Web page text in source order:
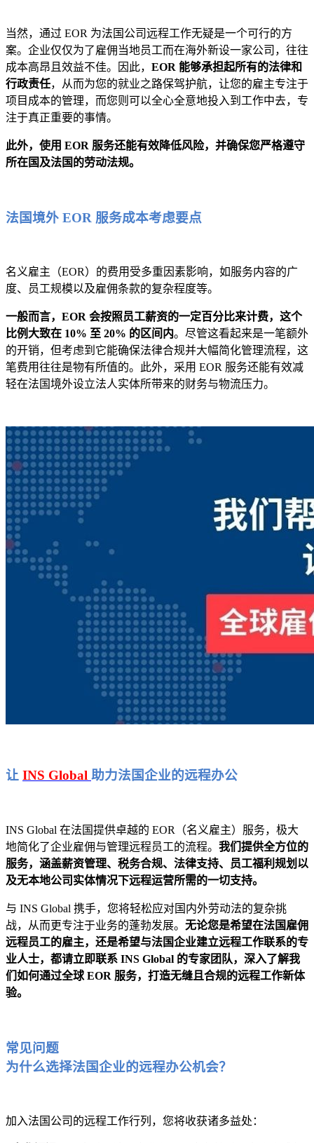
当然，通过 EOR 为法国公司远程工作无疑是一个可行的方
案。企业仅仅为了雇佣当地员工而在海外新设一家公司，往往
成本高昂且效益不佳。因此， EOR 能够承担起所有的法律和
行政责任，从而为您的就业之路保驾护航，让您的雇主专注于
项目成本的管理，而您则可以全心全意地投入到工作中去，专
注于真正重要的事情。
此外，使用 EOR 服务还能有效降低风险，并确保您严格遵守
所在国及法国的劳动法规。
法国境外 EOR 服务成本考虑要点
名义雇主（EOR）的费用受多重因素影响，如服务内容的广
度、员工规模以及雇佣条款的复杂程度等。
一般而言，EOR 会按照员工薪资的一定百分比来计费，这个
比例大致在 10% 至 20% 的区间内。尽管这看起来是一笔额外
的开销，但考虑到它能确保法律合规并大幅简化管理流程，这
笔费用往往是物有所值的。此外，采用 EOR 服务还能有效减
轻在法国境外设立法人实体所带来的财务与物流压力。
让 INS Global 助力法国企业的远程办公
INS Global 在法国提供卓越的 EOR（名义雇主）服务，极大
地简化了企业雇佣与管理远程员工的流程。 我们提供全方位的
服务，涵盖薪资管理、税务合规、法律支持、员工福利规划以
及无本地公司实体情况下远程运营所需的一切支持。
与 INS Global 携手，您将轻松应对国内外劳动法的复杂挑
战，从而更专注于业务的蓬勃发展。 无论您是希望在法国雇佣
远程员工的雇主，还是希望与法国企业建立远程工作联系的专
业人士，都请立即联系 INS Global 的专家团队，深入了解我
们如何通过全球 EOR 服务，打造无缝且合规的远程工作新体
验。
常见问题
为什么选择法国企业的远程办公机会？
加入法国公司的远程工作行列，您将收获诸多益处：